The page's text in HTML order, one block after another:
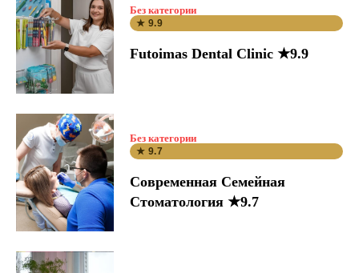
Без категории
★ 9.9
Futoimas Dental Clinic ★9.9
Без категории
★ 9.7
Современная Семейная
Стоматология ★9.7